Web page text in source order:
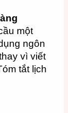
một
ngôn
vì viết
tắt lịch